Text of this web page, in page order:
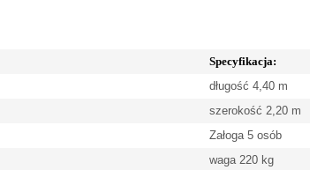
Specyfikacja:
długość 4,40 m
szerokość 2,20 m
Załoga 5 osób
waga 220 kg